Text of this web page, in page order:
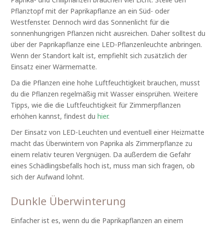
Pflanztopf mit der Paprikapflanze an ein Süd- oder
Westfenster. Dennoch wird das Sonnenlicht für die
sonnenhungrigen Pflanzen nicht ausreichen. Daher solltest du
über der Paprikapflanze eine LED-Pflanzenleuchte anbringen.
Wenn der Standort kalt ist, empfiehlt sich zusätzlich der
Einsatz einer Wärmematte.
Da die Pflanzen eine hohe Luftfeuchtigkeit brauchen, musst
du die Pflanzen regelmäßig mit Wasser einsprühen. Weitere
Tipps, wie die die Luftfeuchtigkeit für Zimmerpflanzen
erhöhen kannst, findest duhier.
Der Einsatz von LED-Leuchten und eventuell einer Heizmatte
macht das Überwintern von Paprika als Zimmerpflanze zu
einem relativ teuren Vergnügen. Da außerdem die Gefahr
eines Schädlingsbefalls hoch ist, muss man sich fragen, ob
sich der Aufwand lohnt.
Dunkle Überwinterung
Einfacher ist es, wenn du die Paprikapflanzen an einem